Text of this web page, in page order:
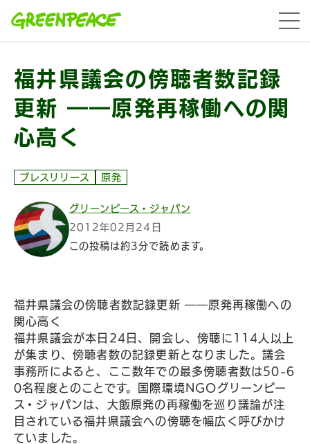
menu
福井県議会の傍聴者数記録
更新 ――原発再稼働への関
心高く
プレスリリース 原発
グリーンピース・ジャパン
2012年02月24日
この投稿は約3分で読めます。
福井県議会の傍聴者数記録更新 ――原発再稼働への
関心高く
福井県議会が本日24日、開会し、傍聴に114人以上
が集まり、傍聴者数の記録更新となりました。議会
事務所によると、ここ数年での最多傍聴者数は50~6
0名程度とのことです。国際環境NGOグリーンピー
ス・ジャパンは、大飯原発の再稼働を巡り議論が注
目されている福井県議会への傍聴を幅広く呼びかけ
ていました。